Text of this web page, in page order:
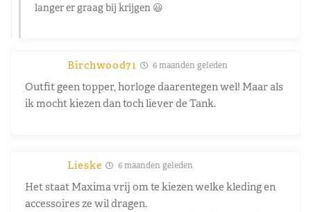
langer er graag bij krijgen 😃
Birchwood71 6 maanden geleden
Outfit geen topper, horloge daarentegen wel! Maar als
ik mocht kiezen dan toch liever de Tank.
Lieske 6 maanden geleden
Het staat Maxima vrij om te kiezen welke kleding en
accessoires ze wil dragen.